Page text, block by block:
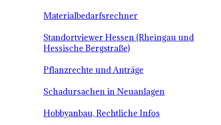
Materialbedarfsrechner
Standortviewer Hessen (Rheingau und
Hessische Bergstraße)
Pflanzrechte und Anträge
Schadursachen in Neuanlagen
Hobbyanbau, Rechtliche Infos